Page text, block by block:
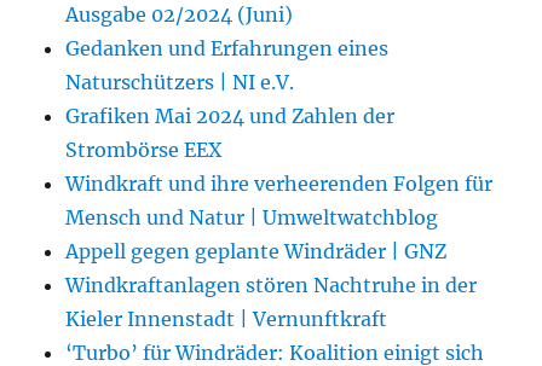
Ausgabe 02/2024 (Juni)
Gedanken und Erfahrungen eines
Naturschützers | NI e.V.
Grafiken Mai 2024 und Zahlen der
Strombörse EEX
Windkraft und ihre verheerenden Folgen für
Mensch und Natur | Umweltwatchblog
Appell gegen geplante Windräder | GNZ
Windkraftanlagen stören Nachtruhe in der
Kieler Innenstadt | Vernunftkraft
‘Turbo’ für Windräder: Koalition einigt sich